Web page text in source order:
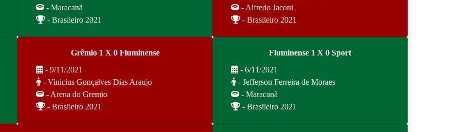
- Maracanã
- Brasileiro 2021
- Alfredo Jaconi
- Brasileiro 2021
Grêmio 1 X 0 Fluminense
- 9/11/2021
- Vinicius Gonçalves Dias Araujo
- Arena do Gremio
- Brasileiro 2021
Fluminense 1 X 0 Sport
- 6/11/2021
- Jefferson Ferreira de Moraes
- Maracanã
- Brasileiro 2021